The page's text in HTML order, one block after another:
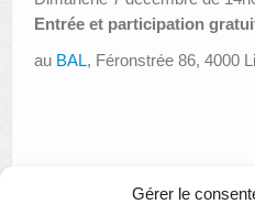
Gérer le
Entrée et participation
au BAL, Féronstrée 86, 4000